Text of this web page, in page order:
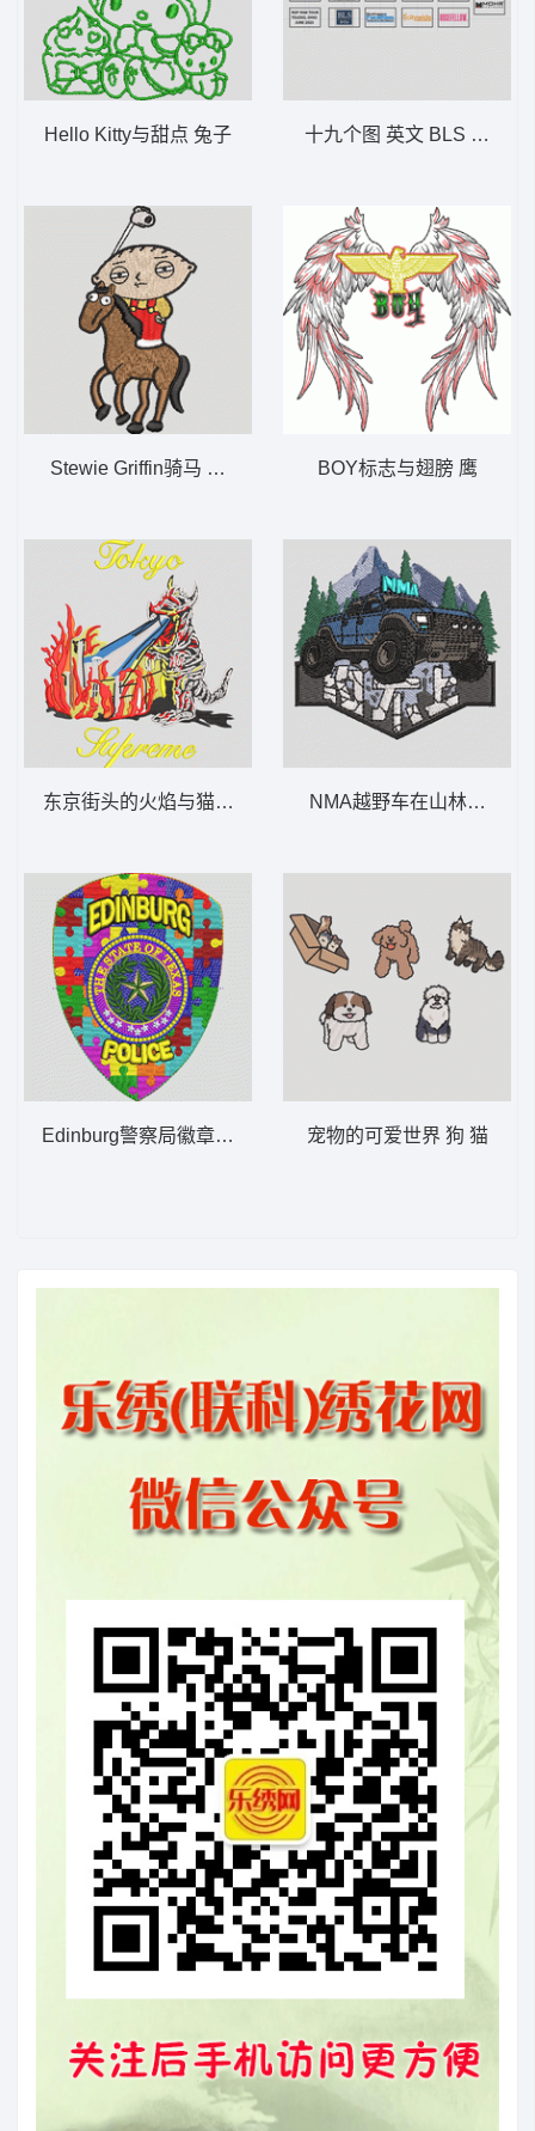
Hello Kitty与甜点 兔子
Stewie Griffin骑马 拉夫劳伦小马
东京街头的火焰与猫 怪兽 哥斯拉
Edinburg警察局徽章 POLICE EDINB
十九个图 英文 BLS FACI
BOY标志与翅膀 鹰
NMA越野车在山林中探险
宠物的可爱世界 狗 猫